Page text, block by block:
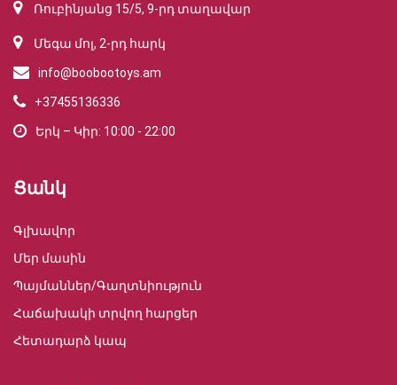
Ռուբինյանց 15/5, 9-րդ տաղավար
Մեգա մոլ, 2-րդ հարկ
info@boobootoys.am
+37455136336
Երկ – Կիր: 10:00 - 22:00
Ցանկ
Գլխավոր
Մեր մասին
Պայմաններ/Գաղտնիություն
Հաճախակի տրվող հարցեր
Հետադարձ կապ